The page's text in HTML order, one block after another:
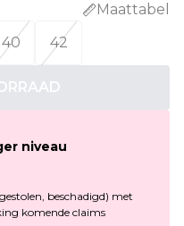
Maattabel
40 42
niveau
beschadigd) met
komende claims